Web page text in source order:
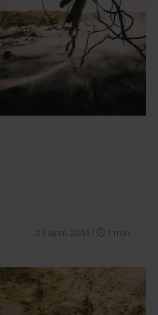
23 april 2014 1 min